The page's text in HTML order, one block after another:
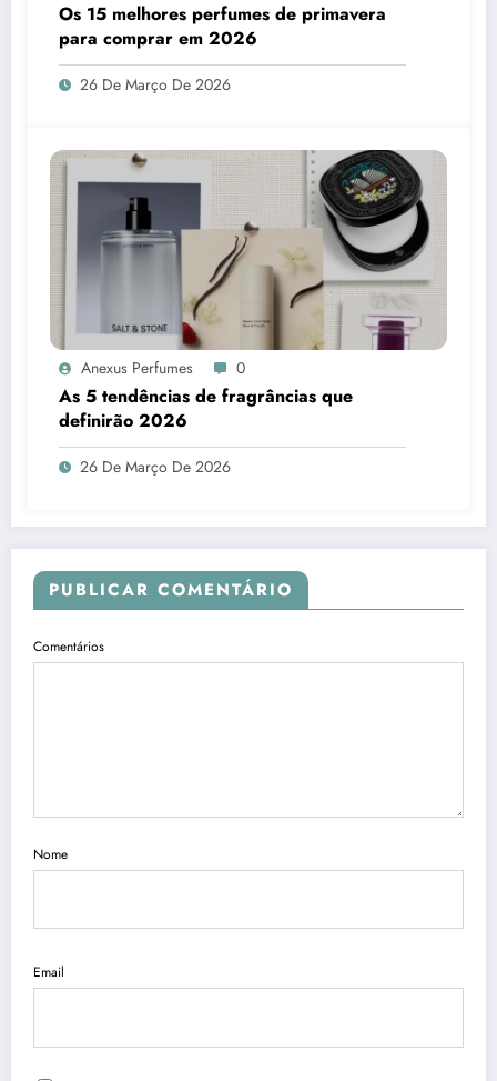
Os 15 melhores perfumes de primavera
para comprar em 2026
26 De Março De 2026
Anexus Perfumes 0
As 5 tendências de fragrâncias que
definirão 2026
26 De Março De 2026
PUBLICAR COMENTÁRIO
Comentários
Nome
Email